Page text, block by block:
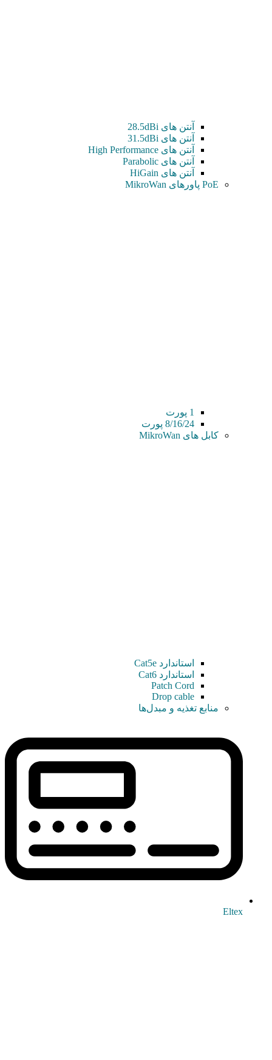
آنتن های 28.5dBi
آنتن های 31.5dBi
آنتن های High Performance
آنتن های Parabolic
آنتن های HiGain
PoE پاورهای MikroWan
1 پورت
8/16/24 پورت
کابل های MikroWan
استاندارد Cat5e
استاندارد Cat6
Patch Cord
Drop cable
منابع تغذیه و مبدل‌ها
Eltex